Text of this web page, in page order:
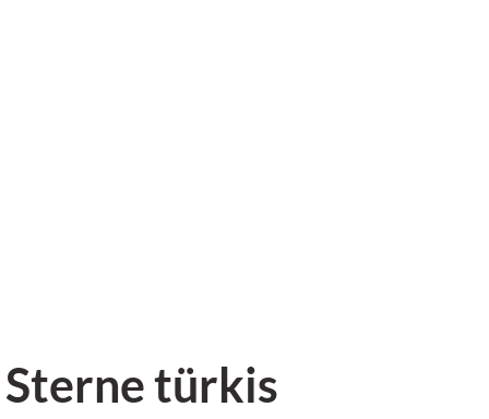
türkis